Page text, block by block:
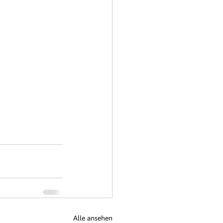
Alle ansehen